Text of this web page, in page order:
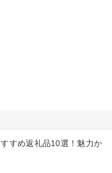
すめ返礼品10選！魅力か